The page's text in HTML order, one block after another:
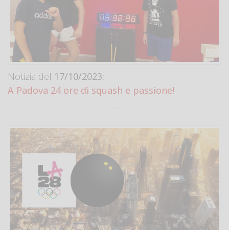
Notizia del 17/10/2023:
A Padova 24 ore di squash e passione!